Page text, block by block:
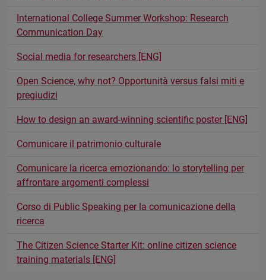
International College Summer Workshop: Research
Communication Day
Social media for researchers [ENG]
Open Science, why not? Opportunità versus falsi miti e
pregiudizi
How to design an award-winning scientific poster [ENG]
Comunicare il patrimonio culturale
Comunicare la ricerca emozionando: lo storytelling per
affrontare argomenti complessi
Corso di Public Speaking per la comunicazione della
ricerca
The Citizen Science Starter Kit: online citizen science
training materials [ENG]